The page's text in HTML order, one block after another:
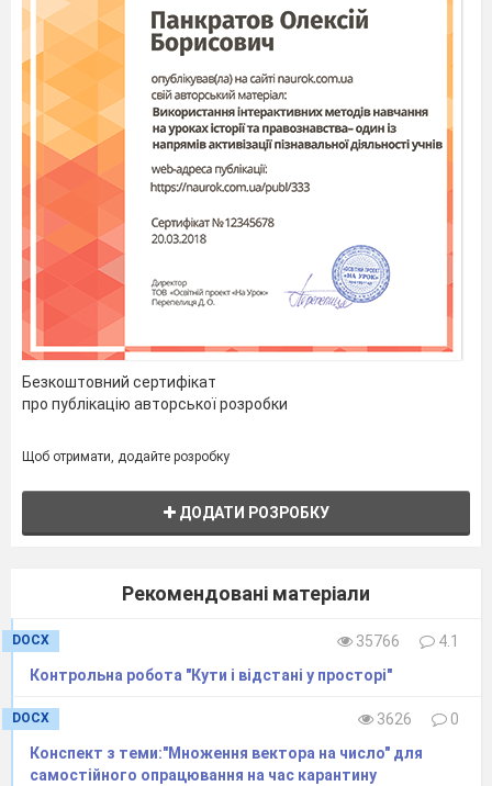
До площини прямокутникаABCDпроведено
перпендикулярSB(див. малюнок). Вкажіть
спільний перпендикуляр прямих
SB
А Б В
ІІ. Відпрацювання умінь і навичок розв’язування
задач і вправ
Завдання 3.
Площини квадратів
перпендикулярні,
довжину відрізка
.
перпендикулярні,
Площини прямокутних трикутників
З точок А і В, які лежать у перпендикулярних
до прямої перетину даних площин. Обчислити
довжину відрізка АВ, якщо
Кінці відрізка лежать у двох перпендикулярних
площинах. Проекції відрізка на площини
дорівнюють 20 см і 16 см. Відстань між основами
Безкоштовний сертифікат
про публікацію авторської розробки
Щоб отримати, додайте розробку
ДОДАТИ РОЗРОБКУ
Рекомендовані матеріали
DOCX 35766
4.1
Контрольна робота "Кути і відстані у просторі"
DOCX 3626
0
Конспект з теми:"Множення вектора на число" для
самостійного опрацювання на час карантину